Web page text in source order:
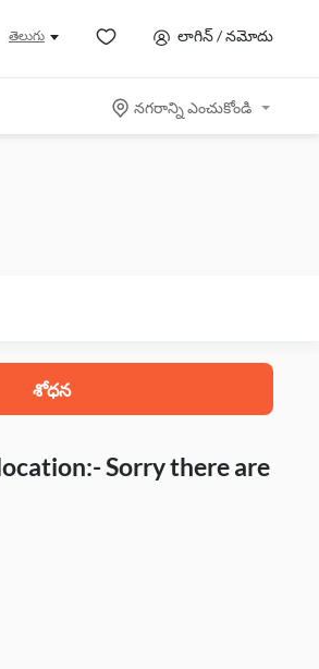
తెలుగు లాగిన్ / నమోదు
నగరాన్ని ఎంచుకోండి
శోధన
Sorry there are